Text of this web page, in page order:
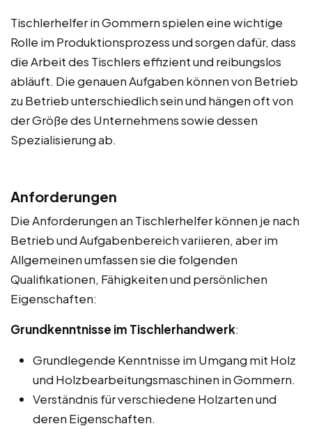
Tischlerhelfer in Gommern spielen eine wichtige
Rolle im Produktionsprozess und sorgen dafür, dass
die Arbeit des Tischlers effizient und reibungslos
abläuft. Die genauen Aufgaben können von Betrieb
zu Betrieb unterschiedlich sein und hängen oft von
der Größe des Unternehmens sowie dessen
Spezialisierung ab.
Anforderungen
Die Anforderungen an Tischlerhelfer können je nach
Betrieb und Aufgabenbereich variieren, aber im
Allgemeinen umfassen sie die folgenden
Qualifikationen, Fähigkeiten und persönlichen
Eigenschaften:
Grundkenntnisse im Tischlerhandwerk:
Grundlegende Kenntnisse im Umgang mit Holz
und Holzbearbeitungsmaschinen in Gommern.
Verständnis für verschiedene Holzarten und
deren Eigenschaften.